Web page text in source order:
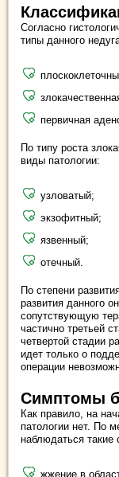
Согласно
типы данного
первичная
По типу роста
виды патологии:
узловатый;
экзофитный;
язвенный;
отечный.
По степени
развития данного
сопутствующую
частично третьей
четвертой стадии
идет только о
операции
Симптомы
Как правило, на
патологии нет. По
наблюдаться такие
жжение в